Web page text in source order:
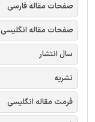
صفحات مقاله فارسی
صفحات مقاله انگلیسی
سال انتشار
نشریه
فرمت مقاله انگلیسی